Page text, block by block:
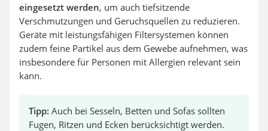
eingesetzt werden, um auch tiefsitzende
Verschmutzungen und Geruchsquellen zu reduzieren.
Geräte mit leistungsfähigen Filtersystemen können
zudem feine Partikel aus dem Gewebe aufnehmen, was
insbesondere für Personen mit Allergien relevant sein
kann.
Tipp: Auch bei Sesseln, Betten und Sofas sollten
Fugen, Ritzen und Ecken berücksichtigt werden.